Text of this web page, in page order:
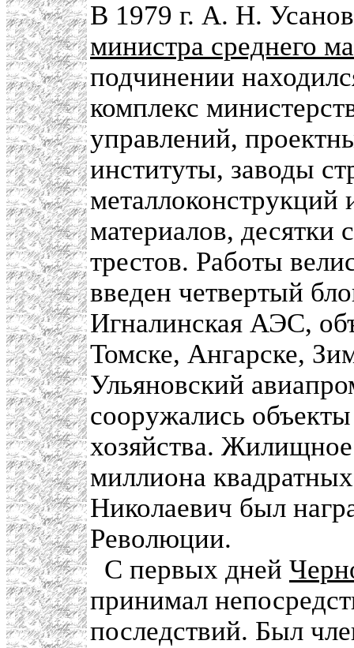
В 1979 г. А. Н.
министра среднего
подчинении
комплекс
управлений,
институты, заводы
металлоконструкций
материалов,
трестов. Работы
введен четвертый
Игналинская АЭС,
Томске, Ангарске,
Ульяновский
сооружались
хозяйства. Жилищное
миллиона
Николаевич был
Революции.
С первых дней
принимал
последствий. Был